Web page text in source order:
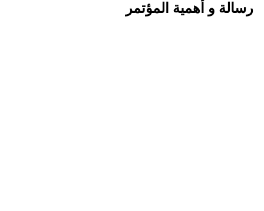
رسالة و أهمية المؤتمر